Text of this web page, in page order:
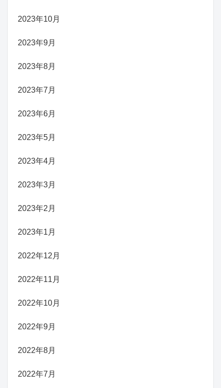
2023年10月
2023年9月
2023年8月
2023年7月
2023年6月
2023年5月
2023年4月
2023年3月
2023年2月
2023年1月
2022年12月
2022年11月
2022年10月
2022年9月
2022年8月
2022年7月